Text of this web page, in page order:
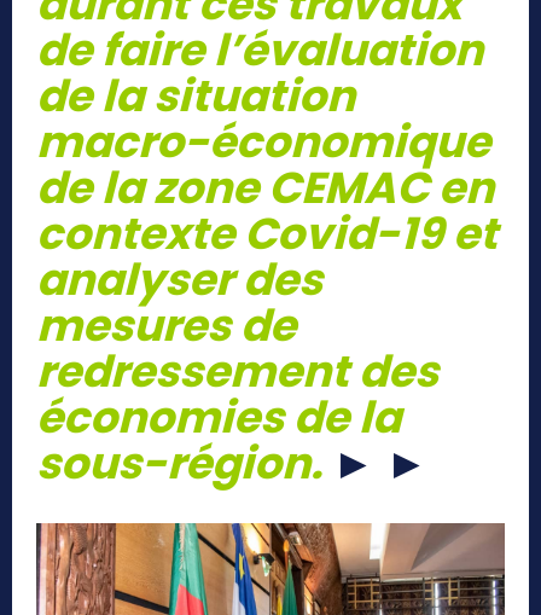
de faire l’évaluation
de la situation
macro-économique
de la zone CEMAC en
contexte Covid-19 et
analyser des
mesures de
redressement des
économies de la
sous-région. ► ►